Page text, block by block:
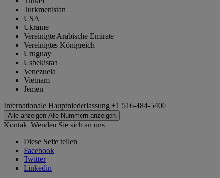
Turkmenistan
USA
Ukraine
Vereinigte Arabische Emirate
Vereinigtes Königreich
Uruguay
Usbekistan
Venezuela
Vietnam
Jemen
Internationale Hauptniederlassung +1 516-484-5400
Alle anzeigen Alle Nummern anzeigen
Kontakt Wenden Sie sich an uns
Diese Seite teilen
Facebook
Twitter
Linkedin